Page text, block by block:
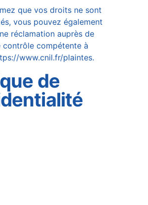
que vos droits ne sont
vous pouvez également
réclamation auprès de
contrôle compétente à
www.cnil.fr/plaintes.
de